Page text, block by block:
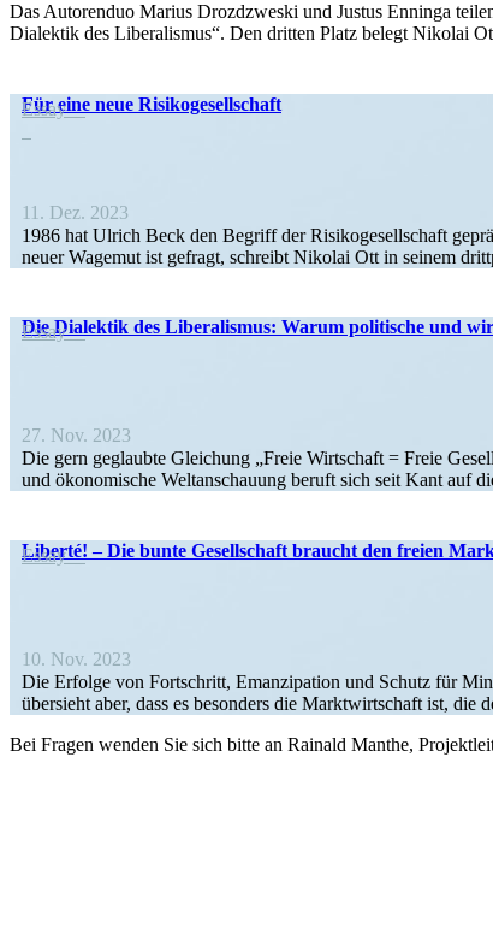
Das Autorenduo Marius Drozdzweski und Justus Enninga
Dialektik des Libera­lismus“. Den dritten Platz belegt Nikolai
Für eine neue Risikogesellschaft
Essay
11. Dez. 2023
1986 hat Ulrich Beck den Begriff der Risiko­ge­sell­schaft
neuer Wagemut ist gefragt, schreibt Nikolai Ott in seinem
Die Dialektik des Libera­lismus: Warum politische und
Essay
27. Nov. 2023
Die gern geglaubte Gleichung „Freie Wirtschaft = Freie
und ökono­mische Weltan­schauung beruft sich seit Kant auf
Liberté! – Die bunte Gesell­schaft braucht den freien
Essay
10. Nov. 2023
Die Erfolge von Fortschritt, Emanzi­pation und Schutz für
übersieht aber, dass es besonders die Markt­wirt­schaft ist,
Bei Fragen wenden Sie sich bitte an Rainald Manthe,